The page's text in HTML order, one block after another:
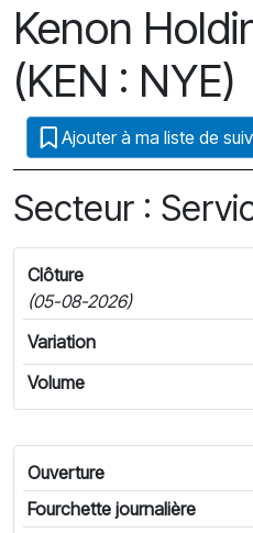
Kenon
(KEN : NYE)
Ajouter à ma liste de
Secteur :
Clôture
(05-08-2026)
Variation
Volume
Ouverture
Fourchette journalière